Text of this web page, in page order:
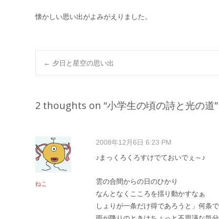
懐かしい思い出がよみがえりました。
Post
navigation
← 夕日と星空の思い出
2 thoughts on “小学生の頃の詩と光の道”
ねこ
2008年12月6日 6:23 PM
♪まっくろくろすけでておいでぇ～♪
雲の合間からの日のひかり
なんとなくこころを揺り動かすなぁ
しょりが一条だけ得であろうと」何条